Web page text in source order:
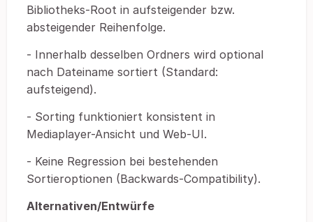
Bibliotheks-Root in aufsteigender bzw.
absteigender Reihenfolge.
- Innerhalb desselben Ordners wird optional
nach Dateiname sortiert (Standard:
aufsteigend).
- Sorting funktioniert konsistent in
Mediaplayer-Ansicht und Web-UI.
- Keine Regression bei bestehenden
Sortieroptionen (Backwards-Compatibility).
Alternativen/Entwürfe